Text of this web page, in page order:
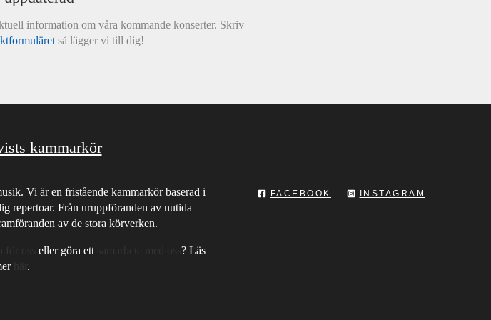
information om våra kommande konserter. Skriv
så lägger vi till dig!
kammarkör
Vi är en fristående kammarkör baserad i
repertoar. Från uruppföranden av nutida
av de stora körverken.
eller göra ett
? Läs
.
FACEBOOK INSTAGRAM